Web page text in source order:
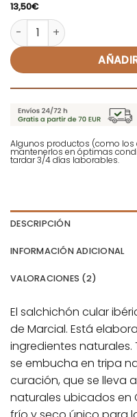
13,50€
Salchichón Cular
Algunos productos (como los
mantenerlos en óptimas
tardar 3/4 días laborables.
DESCRIPCIÓN
INFORMACIÓN ADICIONAL
VALORACIONES (2)
El salchichón cular
de Marcial. Está
ingredientes
se embucha en tripa
curación, que se lleva
naturales ubicados en